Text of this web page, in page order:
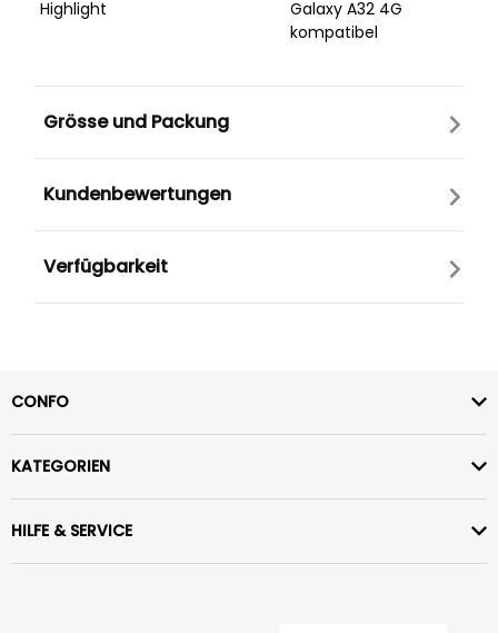
Highlight
Galaxy A32 4G
kompatibel
Grösse und Packung
Kundenbewertungen
Verfügbarkeit
CONFO
KATEGORIEN
HILFE & SERVICE